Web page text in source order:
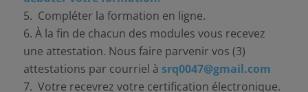
5. Compléter la formation en ligne.
6. À la fin de chacun des modules vous recevez
une attestation. Nous faire parvenir vos (3)
attestations par courriel à srq0047@gmail.com
7. Votre recevrez votre certification électronique.